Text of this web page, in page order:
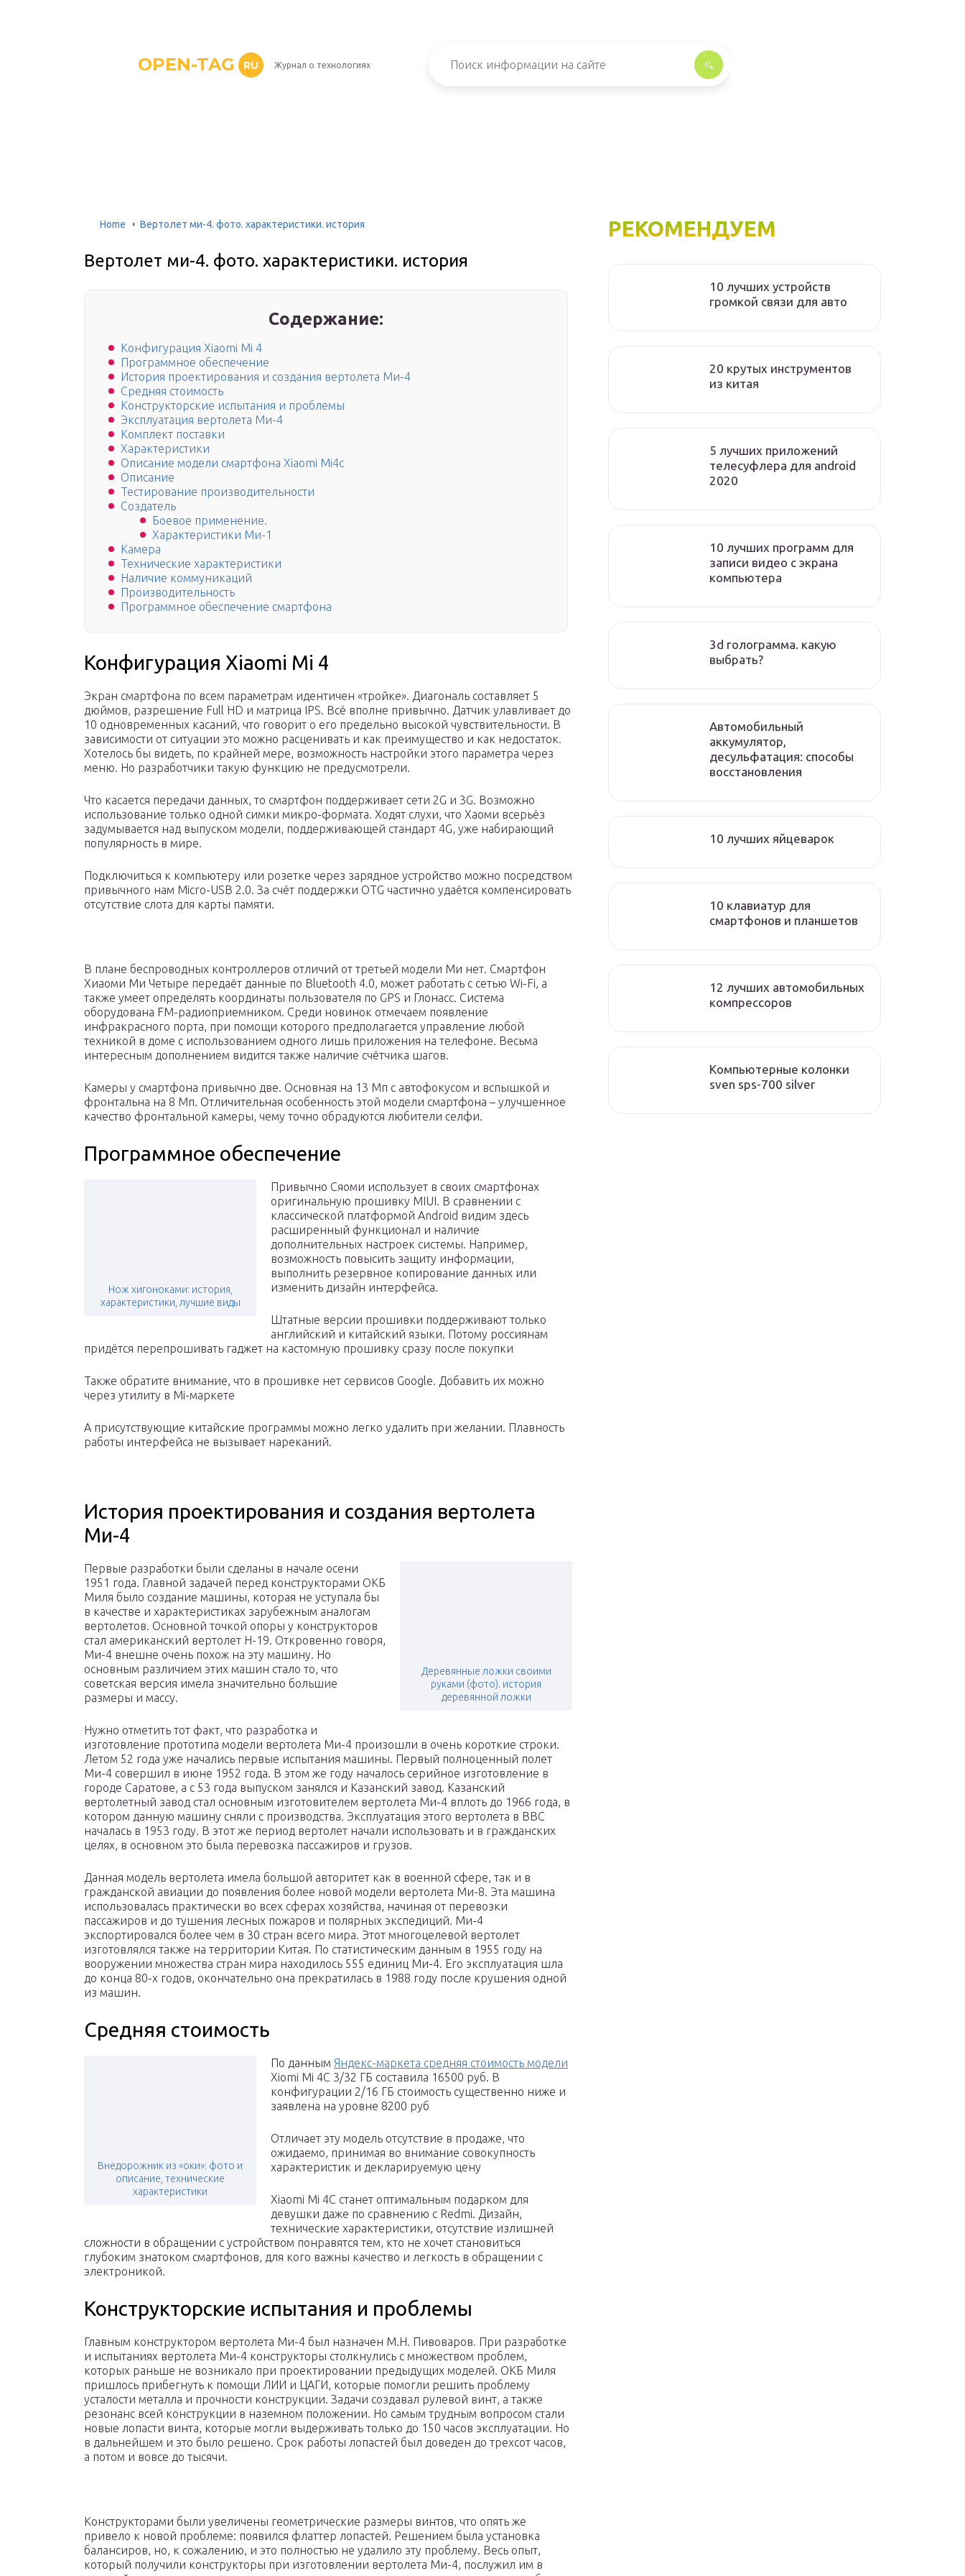
OPEN-TAG RU Журнал о технологиях
Home Вертолет ми-4. фото. характеристики. история
Вертолет ми-4. фото. характеристики. история
Содержание:
Конфигурация Xiaomi Mi 4
Программное обеспечение
История проектирования и создания вертолета Ми-4
Средняя стоимость
Конструкторские испытания и проблемы
Эксплуатация вертолета Ми-4
Комплект поставки
Характеристики
Описание модели смартфона Xiaomi Mi4c
Описание
Тестирование производительности
Создатель
Боевое применение.
Характеристики Ми-1
Камера
Технические характеристики
Наличие коммуникаций
Производительность
Программное обеспечение смартфона
Конфигурация Xiaomi Mi 4
Экран смартфона по всем параметрам идентичен «тройке». Диагональ составляет 5
дюймов, разрешение Full HD и матрица IPS. Всё вполне привычно. Датчик улавливает до
10 одновременных касаний, что говорит о его предельно высокой чувствительности. В
зависимости от ситуации это можно расценивать и как преимущество и как недостаток.
Хотелось бы видеть, по крайней мере, возможность настройки этого параметра через
меню. Но разработчики такую функцию не предусмотрели.
Что касается передачи данных, то смартфон поддерживает сети 2G и 3G. Возможно
использование только одной симки микро-формата. Ходят слухи, что Хаоми всерьёз
задумывается над выпуском модели, поддерживающей стандарт 4G, уже набирающий
популярность в мире.
Подключиться к компьютеру или розетке через зарядное устройство можно посредством
привычного нам Micro-USB 2.0. За счёт поддержки OTG частично удаётся компенсировать
отсутствие слота для карты памяти.
В плане беспроводных контроллеров отличий от третьей модели Ми нет. Смартфон
Хиаоми Ми Четыре передаёт данные по Bluetooth 4.0, может работать с сетью Wi-Fi, а
также умеет определять координаты пользователя по GPS и Глонасс. Система
оборудована FM-радиоприемником. Среди новинок отмечаем появление
инфракрасного порта, при помощи которого предполагается управление любой
техникой в доме с использованием одного лишь приложения на телефоне. Весьма
интересным дополнением видится также наличие счётчика шагов.
Камеры у смартфона привычно две. Основная на 13 Мп с автофокусом и вспышкой и
фронтальна на 8 Мп. Отличительная особенность этой модели смартфона – улучшенное
качество фронтальной камеры, чему точно обрадуются любители селфи.
Программное обеспечение
Нож хигоноками: история,
характеристики, лучшие виды
Привычно Сяоми использует в своих смартфонах
оригинальную прошивку MIUI. В сравнении с
классической платформой Android видим здесь
расширенный функционал и наличие
дополнительных настроек системы. Например,
возможность повысить защиту информации,
выполнить резервное копирование данных или
изменить дизайн интерфейса.
Штатные версии прошивки поддерживают только
английский и китайский языки. Потому россиянам
придётся перепрошивать гаджет на кастомную прошивку сразу после покупки
Также обратите внимание, что в прошивке нет сервисов Google. Добавить их можно
через утилиту в Mi-маркете
А присутствующие китайские программы можно легко удалить при желании. Плавность
работы интерфейса не вызывает нареканий.
История проектирования и создания вертолета
Ми-4
Деревянные ложки своими
руками (фото). история
деревянной ложки
Первые разработки были сделаны в начале осени
1951 года. Главной задачей перед конструкторами ОКБ
Миля было создание машины, которая не уступала бы
в качестве и характеристиках зарубежным аналогам
вертолетов. Основной точкой опоры у конструкторов
стал американский вертолет Н-19. Откровенно говоря,
Ми-4 внешне очень похож на эту машину. Но
основным различием этих машин стало то, что
советская версия имела значительно большие
размеры и массу.
Нужно отметить тот факт, что разработка и
изготовление прототипа модели вертолета Ми-4 произошли в очень короткие строки.
Летом 52 года уже начались первые испытания машины. Первый полноценный полет
Ми-4 совершил в июне 1952 года. В этом же году началось серийное изготовление в
городе Саратове, а с 53 года выпуском занялся и Казанский завод. Казанский
вертолетный завод стал основным изготовителем вертолета Ми-4 вплоть до 1966 года, в
котором данную машину сняли с производства. Эксплуатация этого вертолета в ВВС
началась в 1953 году. В этот же период вертолет начали использовать и в гражданских
целях, в основном это была перевозка пассажиров и грузов.
Данная модель вертолета имела большой авторитет как в военной сфере, так и в
гражданской авиации до появления более новой модели вертолета Ми-8. Эта машина
использовалась практически во всех сферах хозяйства, начиная от перевозки
пассажиров и до тушения лесных пожаров и полярных экспедиций. Ми-4
экспортировался более чем в 30 стран всего мира. Этот многоцелевой вертолет
изготовлялся также на территории Китая. По статистическим данным в 1955 году на
вооружении множества стран мира находилось 555 единиц Ми-4. Его эксплуатация шла
до конца 80-х годов, окончательно она прекратилась в 1988 году после крушения одной
из машин.
Средняя стоимость
Внедорожник из «оки»: фото и
описание, технические
характеристики
По данным Яндекс-маркета средняя стоимость модели
Xiomi Mi 4С 3/32 ГБ составила 16500 руб. В
конфигурации 2/16 ГБ стоимость существенно ниже и
заявлена на уровне 8200 руб
Отличает эту модель отсутствие в продаже, что
ожидаемо, принимая во внимание совокупность
характеристик и декларируемую цену
Xiaomi Mi 4С станет оптимальным подарком для
девушки даже по сравнению с Redmi. Дизайн,
технические характеристики, отсутствие излишней
сложности в обращении с устройством понравятся тем, кто не хочет становиться
глубоким знатоком смартфонов, для кого важны качество и легкость в обращении с
электроникой.
Конструкторские испытания и проблемы
Главным конструктором вертолета Ми-4 был назначен М.Н. Пивоваров. При разработке
и испытаниях вертолета Ми-4 конструкторы столкнулись с множеством проблем,
которых раньше не возникало при проектировании предыдущих моделей. ОКБ Миля
пришлось прибегнуть к помощи ЛИИ и ЦАГИ, которые помогли решить проблему
усталости металла и прочности конструкции. Задачи создавал рулевой винт, а также
резонанс всей конструкции в наземном положении. Но самым трудным вопросом стали
новые лопасти винта, которые могли выдерживать только до 150 часов эксплуатации. Но
в дальнейшем и это было решено. Срок работы лопастей был доведен до трехсот часов,
а потом и вовсе до тысячи.
Конструкторами были увеличены геометрические размеры винтов, что опять же
привело к новой проблеме: появился флаттер лопастей. Решением была установка
балансиров, но, к сожалению, и это полностью не удалило эту проблему. Весь опыт,
который получили конструкторы при изготовлении вертолета Ми-4, послужил им в
РЕКОМЕНДУЕМ
10 лучших устройств
громкой связи для авто
20 крутых инструментов
из китая
5 лучших приложений
телесуфлера для android
2020
10 лучших программ для
записи видео с экрана
компьютера
3d голограмма. какую
выбрать?
Автомобильный
аккумулятор,
десульфатация: способы
восстановления
10 лучших яйцеварок
10 клавиатур для
смартфонов и планшетов
12 лучших автомобильных
компрессоров
Компьютерные колонки
sven sps-700 silver